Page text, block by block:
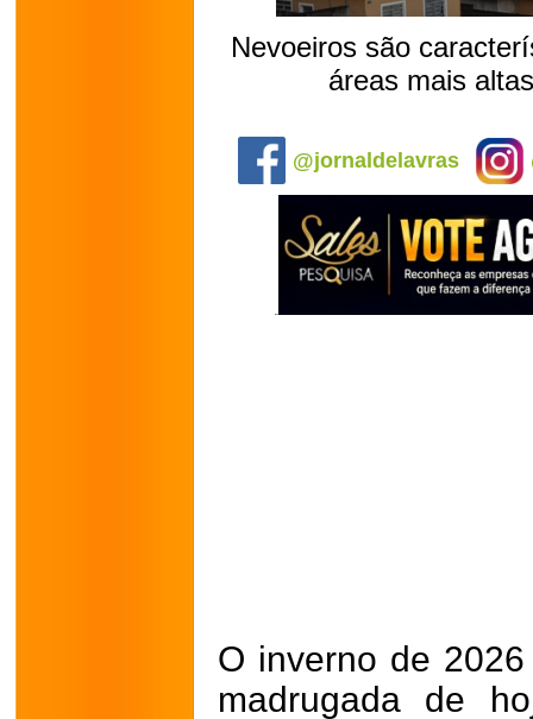
Nevoeiros são
áreas mais
@jornaldelavras
O inverno de
madrugada de